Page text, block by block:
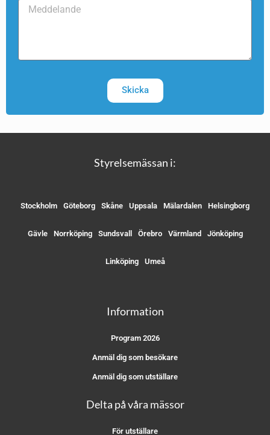
Skicka
Styrelsemässan i:
Stockholm Göteborg Skåne Uppsala Mälardalen Helsingborg
Gävle Norrköping Sundsvall Örebro Värmland Jönköping
Linköping Umeå
Information
Program 2026
Anmäl dig som besökare
Anmäl dig som utställare
Delta på våra mässor
För utställare